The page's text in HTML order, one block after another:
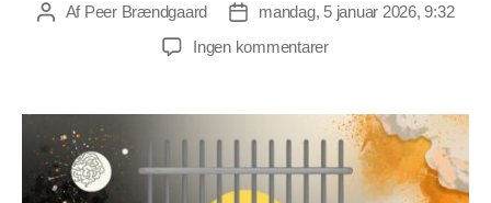
Indlægsforfatter
Af Peer Brændgaard Indlægsdato
mandag, 5 januar 2026, 9:32
Ingen kommentarertil
Maardt
forklarer
danskernes
politiske